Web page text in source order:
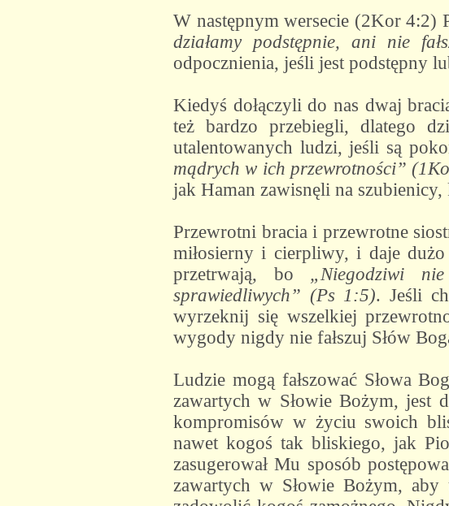
W następnym wersecie (2Kor 4:2)
działamy podstępnie, ani nie
odpocznienia, jeśli jest podstępny
Kiedyś dołączyli do nas dwaj
też bardzo przebiegli, dlatego
utalentowanych ludzi, jeśli są
mądrych w ich przewrotności”
jak Haman zawisnęli na
Przewrotni bracia i przewrotne
miłosierny i cierpliwy, i daje
przetrwają, bo „Niegodziwi
sprawiedliwych” (Ps 1:5). Jeśli
wyrzeknij się wszelkiej
wygody nigdy nie fałszuj Słów
Ludzie mogą fałszować Słowa
zawartych w Słowie Bożym, jest
kompromisów w życiu swoich
nawet kogoś tak bliskiego, jak
zasugerował Mu sposób
zawartych w Słowie Bożym,